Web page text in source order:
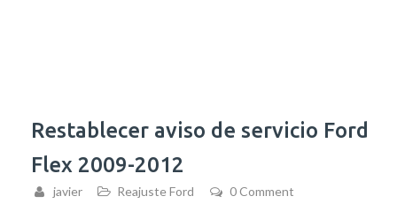
Restablecer aviso de servicio Ford
Flex 2009-2012
javier Reajuste Ford 0 Comment